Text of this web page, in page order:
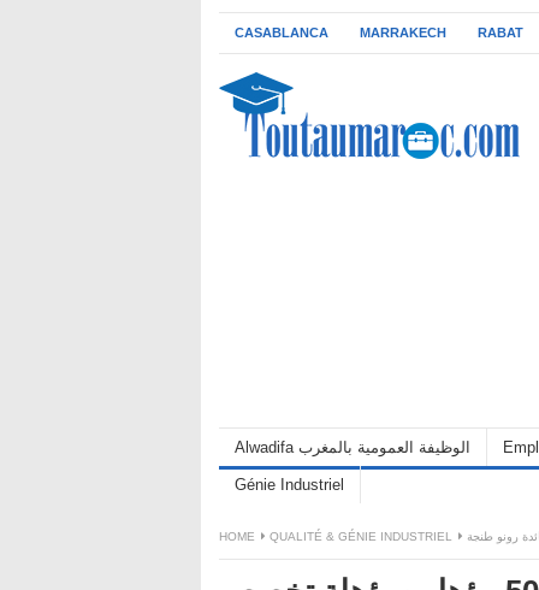
CASABLANCA MARRAKECH RABAT
Alwadifa الوظيفة العمومية بالمغرب
Génie Industriel
HOME QUALITÉ & GÉNIE INDUSTRIEL